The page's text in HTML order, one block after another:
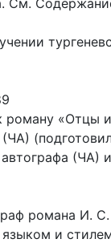
См.
роману «Отцы
(ЧА)
романа И.
и